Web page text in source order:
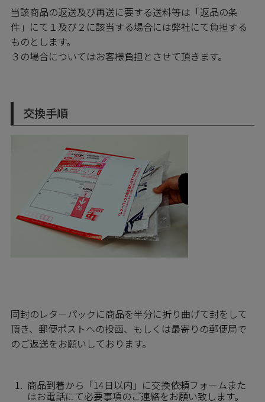
当該商品の返送及び再送に要する送料等は「返品の条
件」にて１及び２に該当する場合には弊社にて負担する
ものとします。
３の場合についてはお客様負担とさせて頂きます。
交換手順
同封のレターパックに商品を半分に折り曲げて封をして
頂き、郵便ポストへの投函、もしくは最寄りの郵便局で
のご返送をお願いしております。
商品到着から「14日以内」に交換依頼フォームまた
はお電話にて必要事項のご連絡をお願い致します。